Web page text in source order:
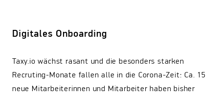
Digitales Onboarding
Taxy.io wächst rasant und die besonders starken
Recruting-Monate fallen alle in die Corona-Zeit: Ca. 15
neue Mitarbeiterinnen und Mitarbeiter haben bisher